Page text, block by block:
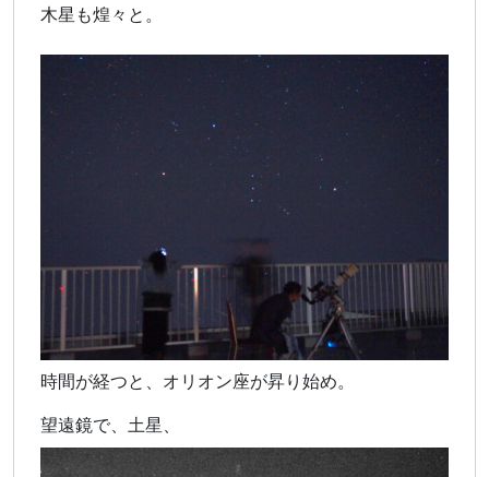
木星も煌々と。
時間が経つと、オリオン座が昇り始め。
望遠鏡で、土星、